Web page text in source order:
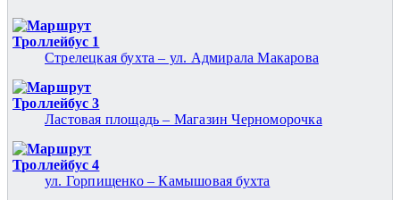
Троллейбус 1
Стрелецкая бухта – ул. Адмирала Макарова
Троллейбус 3
Ластовая площадь – Магазин Черноморочка
Троллейбус 4
ул. Горпищенко – Камышовая бухта